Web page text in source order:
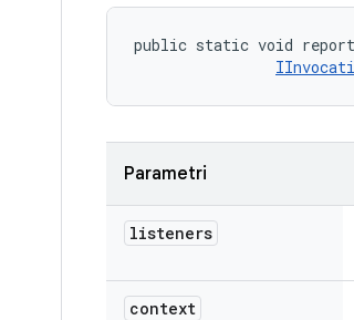
public static void
Parametri
listeners
context